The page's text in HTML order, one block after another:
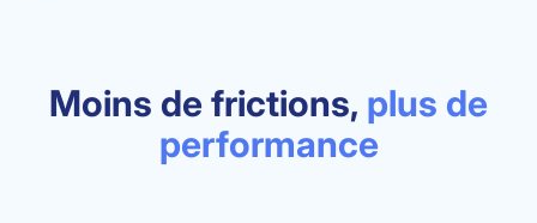
Moins de frictions, plus de
performance